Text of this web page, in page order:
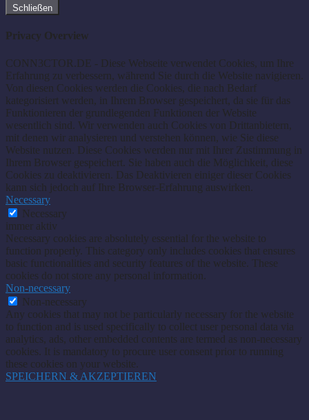
Schließen
Privacy Overview
CONN3CTOR.DE - Diese Webseite verwendet Cookies, um Ihre
Erfahrung zu verbessern, während Sie durch die Website navigieren.
Von diesen Cookies werden die Cookies, die nach Bedarf
kategorisiert werden, in Ihrem Browser gespeichert, da sie für das
Funktionieren der grundlegenden Funktionen der Website
wesentlich sind. Wir verwenden auch Cookies von Drittanbietern,
mit denen wir analysieren und verstehen können, wie Sie diese
Website nutzen. Diese Cookies werden nur mit Ihrer Zustimmung in
Ihrem Browser gespeichert. Sie haben auch die Möglichkeit, diese
Cookies zu deaktivieren. Das Deaktivieren einiger dieser Cookies
kann sich jedoch auf Ihre Browser-Erfahrung auswirken.
Necessary
Necessary
immer aktiv
Necessary cookies are absolutely essential for the website to
function properly. This category only includes cookies that ensures
basic functionalities and security features of the website. These
cookies do not store any personal information.
Non-necessary
Non-necessary
Any cookies that may not be particularly necessary for the website
to function and is used specifically to collect user personal data via
analytics, ads, other embedded contents are termed as non-necessary
cookies. It is mandatory to procure user consent prior to running
these cookies on your website.
SPEICHERN & AKZEPTIEREN